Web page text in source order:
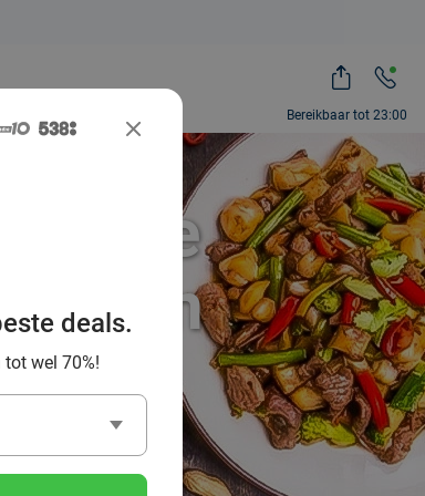
Bereikbaar tot 23:00
en
deals.
wel 70%!